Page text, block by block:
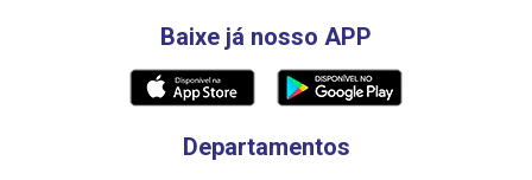
Baixe já nosso APP
Departamentos